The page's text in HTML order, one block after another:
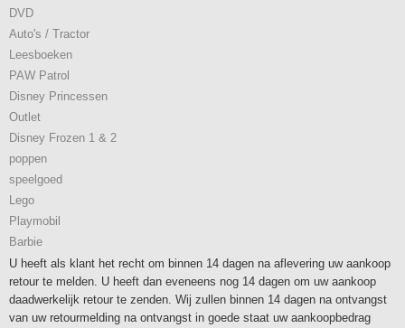
DVD
Auto's / Tractor
Leesboeken
PAW Patrol
Disney Princessen
Outlet
Disney Frozen 1 & 2
poppen
speelgoed
Lego
Playmobil
Barbie
U heeft als klant het recht om binnen 14 dagen na aflevering uw aankoop
retour te melden. U heeft dan eveneens nog 14 dagen om uw aankoop
daadwerkelijk retour te zenden. Wij zullen binnen 14 dagen na ontvangst
van uw retourmelding na ontvangst in goede staat uw aankoopbedrag